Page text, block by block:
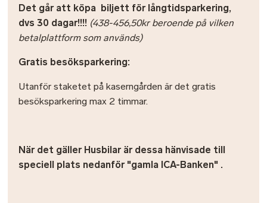
Det går att köpa biljett för långtidsparkering,
dvs 30 dagar!!!! (438-456,50kr beroende på vilken
betalplattform som används)
Gratis besöksparkering:
Utanför staketet på kaserngården är det gratis
besöksparkering max 2 timmar.
När det gäller Husbilar är dessa hänvisade till
speciell plats nedanför "gamla ICA-Banken" .